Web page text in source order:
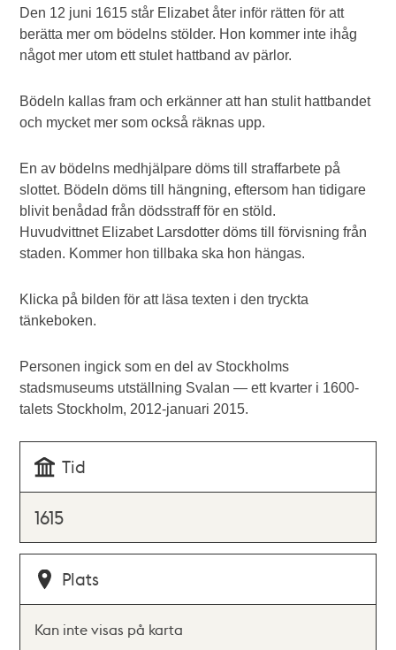
Den 12 juni 1615 står Elizabet åter inför rätten för att
berätta mer om bödelns stölder. Hon kommer inte ihåg
något mer utom ett stulet hattband av pärlor.
Bödeln kallas fram och erkänner att han stulit hattbandet
och mycket mer som också räknas upp.
En av bödelns medhjälpare döms till straffarbete på
slottet. Bödeln döms till hängning, eftersom han tidigare
blivit benådad från dödsstraff för en stöld.
Huvudvittnet Elizabet Larsdotter döms till förvisning från
staden. Kommer hon tillbaka ska hon hängas.
Klicka på bilden för att läsa texten i den tryckta
tänkeboken.
Personen ingick som en del av Stockholms
stadsmuseums utställning Svalan — ett kvarter i 1600-
talets Stockholm, 2012-januari 2015.
Tid
1615
Plats
Kan inte visas på karta